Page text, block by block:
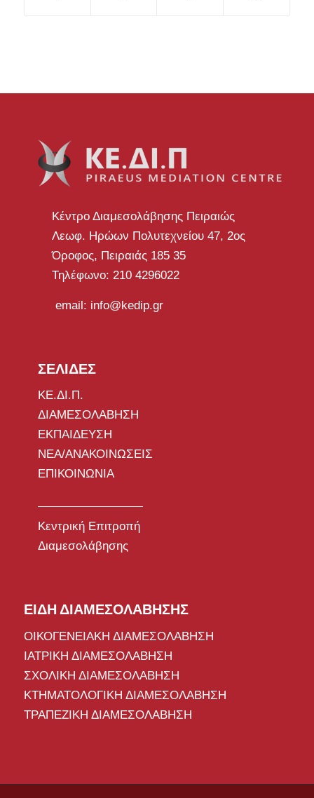
Κέντρο Διαμεσολάβησης Πειραιώς
Λεωφ. Ηρώων Πολυτεχνείου 47, 2ος
Όροφος, Πειραιάς 185 35
Τηλέφωνο: 210 4296022
email: info@kedip.gr
ΣΕΛΙΔΕΣ
ΚΕ.ΔΙ.Π.
ΔΙΑΜΕΣΟΛΑΒΗΣΗ
ΕΚΠΑΙΔΕΥΣΗ
ΝΕΑ/ΑΝΑΚΟΙΝΩΣΕΙΣ
ΕΠΙΚΟΙΝΩΝΙΑ
Κεντρική Επιτροπή
Διαμεσολάβησης
ΕΙΔΗ ΔΙΑΜΕΣΟΛΑΒΗΣΗΣ
ΟΙΚΟΓΕΝΕΙΑΚΗ ΔΙΑΜΕΣΟΛΑΒΗΣΗ
ΙΑΤΡΙΚΗ ΔΙΑΜΕΣΟΛΑΒΗΣΗ
ΣΧΟΛΙΚΗ ΔΙΑΜΕΣΟΛΑΒΗΣΗ
ΚΤΗΜΑΤΟΛΟΓΙΚΗ ΔΙΑΜΕΣΟΛΑΒΗΣΗ
ΤΡΑΠΕΖΙΚΗ ΔΙΑΜΕΣΟΛΑΒΗΣΗ